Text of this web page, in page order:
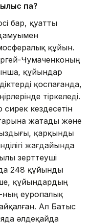
па?
бар, қуатты
құйын.
Чумаченконың
құйындар
қоспағанда,
тіркеледі.
кездесетін
жатады және
қарқынды
жағдайында
зерттеуші
248 құйынды
құйындардың
ның еуропалық
Ал Батыс
әлдеқайда